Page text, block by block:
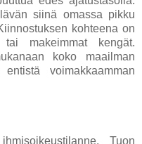
siinä omassa pikku
kohteena on
makeimmat kengät.
koko maailman
voimakkaamman
Tuon